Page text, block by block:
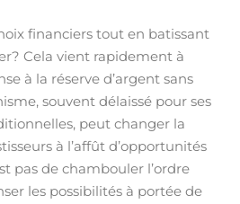
financiers tout en batissant
Cela vient rapidement à
à la réserve d’argent sans
souvent délaissé pour ses
peut changer la
à l’affût d’opportunités
pas de chambouler l’ordre
les possibilités à portée de